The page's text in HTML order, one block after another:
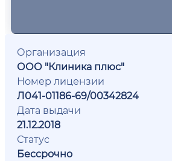
Организация
ООО "Клиника плюс"
Номер лицензии
Л041-01186-69/00342824
Дата выдачи
21.12.2018
Статус
Бессрочно